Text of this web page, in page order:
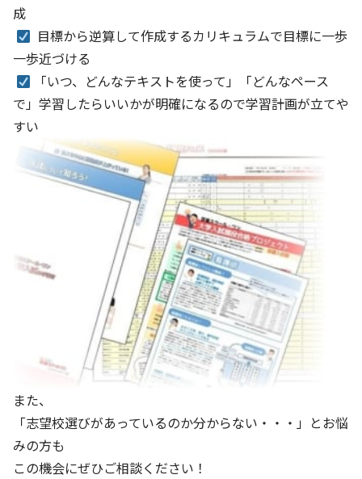
成
目標から逆算して作成するカリキュラムで目標に一歩
一歩近づける
「いつ、どんなテキストを使って」「どんなペース
で」学習したらいいかが明確になるので学習計画が立てや
すい
また、
「志望校選びがあっているのか分からない・・・」とお悩
みの方も
この機会にぜひご相談ください！